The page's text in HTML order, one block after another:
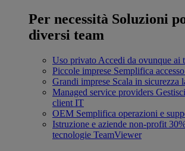
Per necessità Soluzioni
diversi team
Uso privato Accedi da ovunque ai
Piccole imprese Semplifica
Grandi imprese Scala in sicurezza
Managed service providers
client IT
OEM Semplifica operazioni e
Istruzione e aziende non-profit
tecnologie TeamViewer